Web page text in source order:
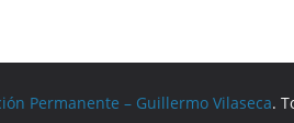
Permanente – Guillermo Vilaseca.